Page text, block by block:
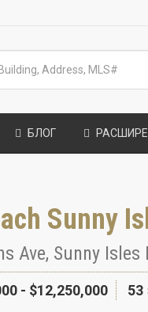
БЛОГ
Sunny
Ave, Sunny Isles
- $12,250,000 53